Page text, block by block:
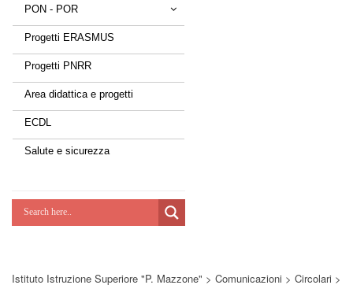
PON - POR
Tessere la rete
Estate a scuola
Scuola d'estate
Lab Green
Potenziamoci
Progetti ERASMUS
Progetti PNRR
Area didattica e progetti
ECDL
Salute e sicurezza
Istituto Istruzione Superiore "P. Mazzone" > Comunicazioni > Circolari >